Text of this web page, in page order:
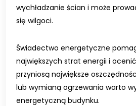
wychładzanie ścian i może
się wilgoci.
Świadectwo energetyczne
największych strat energii i
przyniosą największe
lub wymianą ogrzewania warto
energetyczną budynku.